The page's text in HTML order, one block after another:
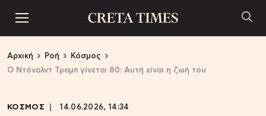
Αρχική Ροή
Κόσμος
Ο Ντόναλντ Τραμπ γίνεται 80: Αυτή είναι η ζωή του
ΚΟΣΜΟΣ 14.06.2026, 14:34